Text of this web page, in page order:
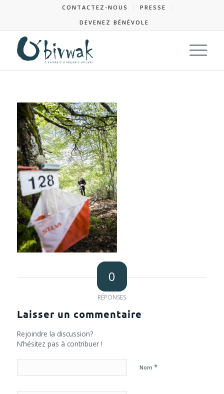
CONTACTEZ-NOUS
PRESSE
DEVENEZ BÉNÉVOLE
0
RÉPONSES
Laisser un commentaire
Rejoindre la discussion?
N’hésitez pas à contribuer !
Nom *